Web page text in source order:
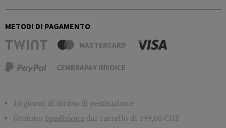
METODI DI PAGAMENTO
MASTERCARD
CEMBRAPAY INVOICE
10 giorni di diritto di restituzione
Gratuito Spedizione dal carrello di 199,00 CHF